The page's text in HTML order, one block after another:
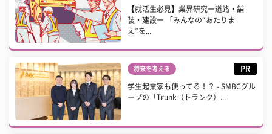
【就活生必見】業界研究ー道路・舗
装・建設ー 「みんなの“あたりま
え”を...
将来を考える PR
学生起業家も使ってる！？ - SMBCグル
ープの「Trunk（トランク）...